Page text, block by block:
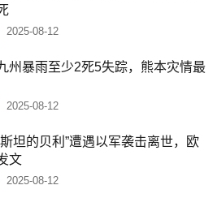
2025-08-12
州暴雨至少2死5失踪，熊本灾情最
2025-08-12
坦的贝利”遭遇以军袭击离世，欧
文
2025-08-12